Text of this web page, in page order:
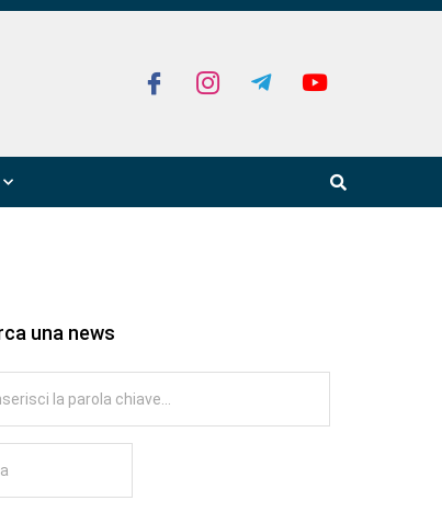
una news